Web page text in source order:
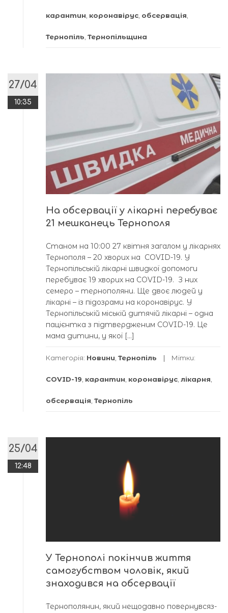
карантин, коронавірус, обсервація,
Тернопіль, Тернопільщина
27/04
10:35
На обсервації у лікарні перебуває
21 мешканець Тернополя
Станом на 10:00 27 квітня загалом у лікарнях
Тернополя – 20 хворих на COVID-19. У
Тернопільській лікарні швидкої допомоги
перебуває 19 хворих на COVID-19. З них
семеро – тернополяни. Ще двоє людей у
лікарні – із підозрами на коронавірус. У
Тернопільській міській дитячій лікарні – одна
пацієнтка з підтвердженим COVID-19. Це
мама дитини, у якої […]
Категорія: Новини Тернопіль Мітки:
COVID-19 карантин коронавірус лікарня
обсервація Тернопіль
25/04
12:48
У Тернополі покінчив життя
самогубством чоловік, який
знаходився на обсервації
Тернополянин, який нещодавно повернувсяз-